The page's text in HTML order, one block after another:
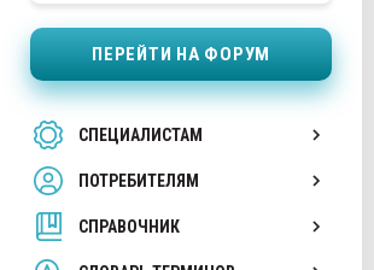
ПЕРЕЙТИ НА ФОРУМ
СПЕЦИАЛИСТАМ
ПОТРЕБИТЕЛЯМ
СПРАВОЧНИК